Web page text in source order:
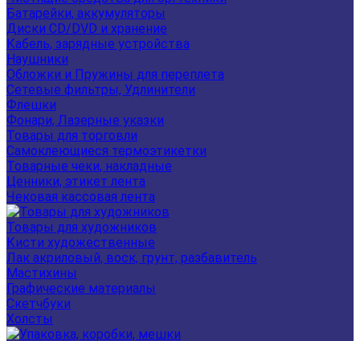
Батарейки, аккумуляторы
Диски CD/DVD и хранение
Кабель, зарядные устройства
Наушники
Обложки и Пружины для переплета
Сетевые фильтры, Удлинители
Флешки
Фонари, Лазерные указки
Товары для торговли
Самоклеющиеся термоэтикетки
Товарные чеки, накладные
Ценники, этикет лента
Чековая кассовая лента
Товары для художников
Кисти художественные
Лак акриловый, воск, грунт, разбавитель
Мастихины
Графические материалы
Скетчбуки
Холсты